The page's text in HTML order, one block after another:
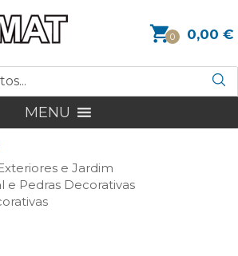
0 0,00 €
MENU
e Jardim
e Pedras Decorativas